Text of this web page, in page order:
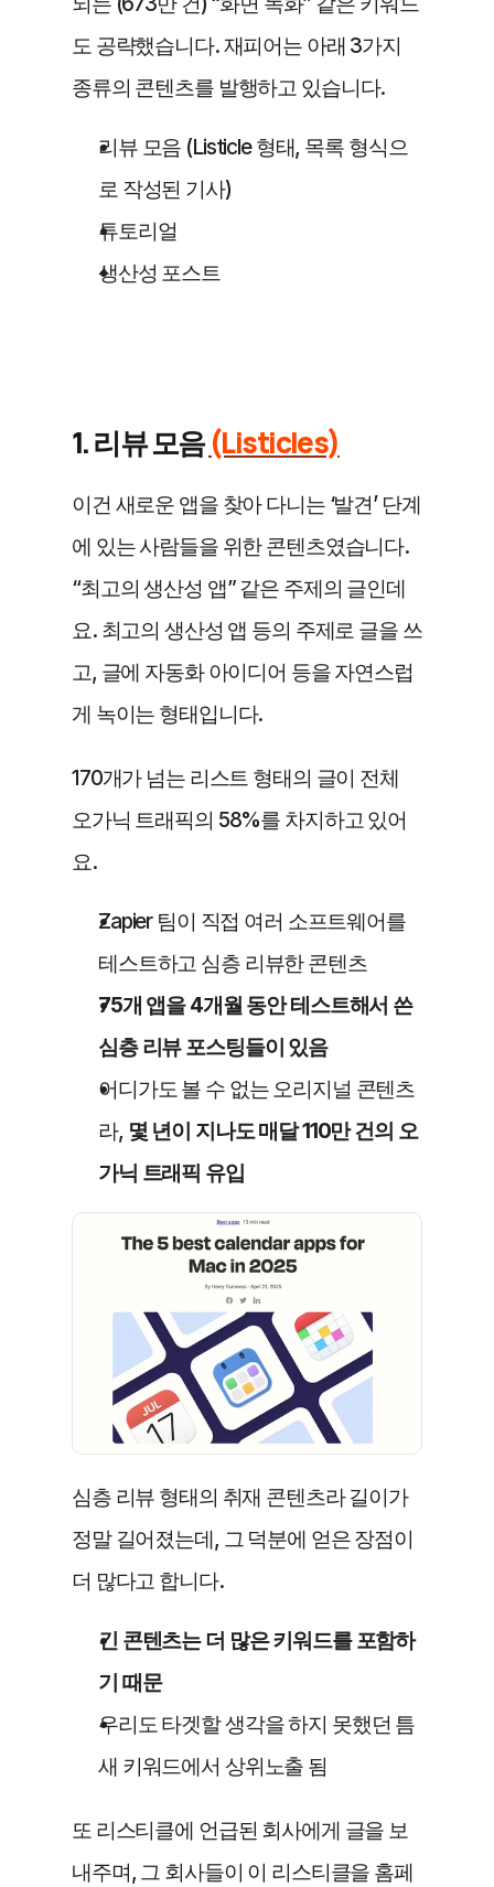
도 공략했습니다. 재피어는 아래 3가지
종류의 콘텐츠를 발행하고 있습니다.
리뷰 모음 (Listicle 형태, 목록 형식으
로 작성된 기사)
튜토리얼
생산성 포스트
1. 리뷰 모음 (Listicles)
이건 새로운 앱을 찾아 다니는 ‘발견’ 단계
에 있는 사람들을 위한 콘텐츠였습니다.
“최고의 생산성 앱” 같은 주제의 글인데
요. 최고의 생산성 앱 등의 주제로 글을 쓰
고, 글에 자동화 아이디어 등을 자연스럽
게 녹이는 형태입니다.
170개가 넘는 리스트 형태의 글이 전체
오가닉 트래픽의 58%를 차지하고 있어
요.
Zapier 팀이 직접 여러 소프트웨어를
테스트하고 심층 리뷰한 콘텐츠
75개 앱을 4개월 동안 테스트해서 쓴
심층 리뷰 포스팅들이 있음
어디가도 볼 수 없는 오리지널 콘텐츠
라, 몇 년이 지나도 매달 110만 건의 오
가닉 트래픽 유입
심층 리뷰 형태의 취재 콘텐츠라 길이가
정말 길어졌는데, 그 덕분에 얻은 장점이
더 많다고 합니다.
긴 콘텐츠는 더 많은 키워드를 포함하
기 때문
우리도 타겟할 생각을 하지 못했던 틈
새 키워드에서 상위노출 됨
또 리스티클에 언급된 회사에게 글을 보
내주며, 그 회사들이 이 리스티클을 홈페